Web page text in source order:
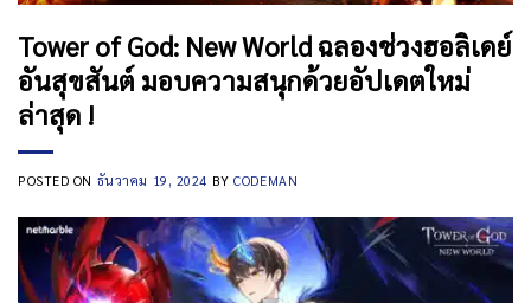
Tower of God: New World ฉลองช่วงฮอลิเดย์
อันสุขสันต์ มอบความสนุกด้วยอัปเดตใหม่
ล่าสุด !
POSTED ON ธันวาคม 19, 2024 BYCODEMAN